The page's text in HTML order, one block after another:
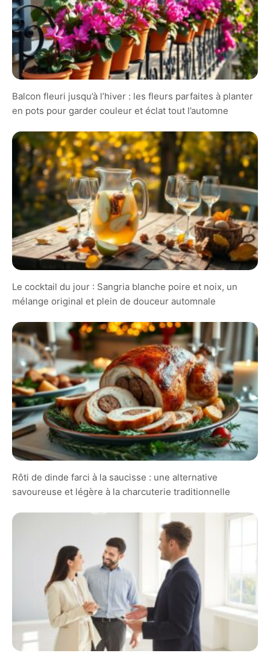
Balcon fleuri jusqu’à l’hiver : les fleurs parfaites à planter
en pots pour garder couleur et éclat tout l’automne
Le cocktail du jour : Sangria blanche poire et noix, un
mélange original et plein de douceur automnale
Rôti de dinde farci à la saucisse : une alternative
savoureuse et légère à la charcuterie traditionnelle